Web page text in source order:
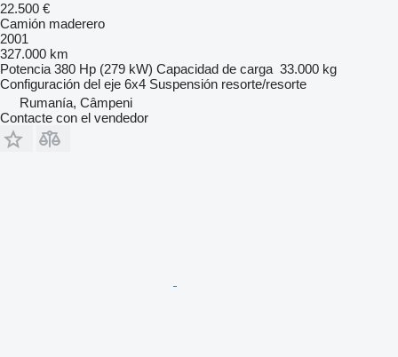
22.500 €
Camión maderero
2001
327.000 km
Potencia 380 Hp (279 kW) Capacidad de carga 33.000 kg
Configuración del eje 6x4 Suspensión resorte/resorte
Rumanía, Câmpeni
Contacte con el vendedor